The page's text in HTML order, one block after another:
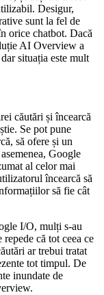
Desigur,
sunt la fel de
orice chatbot. Dacă
AI Overview a
situația este mult
căutări și încearcă
Se pot pune
să ofere și un
Google
al celor mai
încearcă să
să fie cât
I/O, mulți s-au
că tot ceea ce
ar trebui tratat
tot timpul. De
inundate de